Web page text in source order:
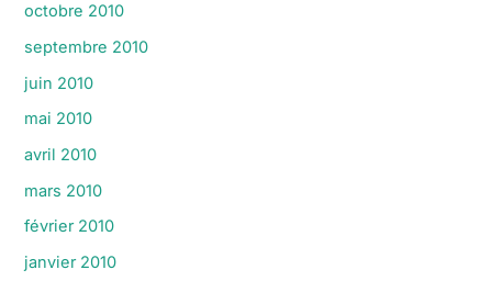
octobre 2010
septembre 2010
juin 2010
mai 2010
avril 2010
mars 2010
février 2010
janvier 2010